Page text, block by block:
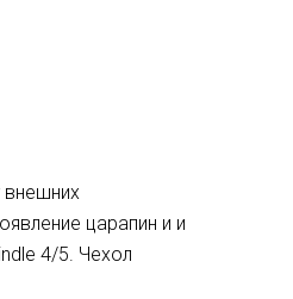
внешних
царапин и и
4/5. Чехол